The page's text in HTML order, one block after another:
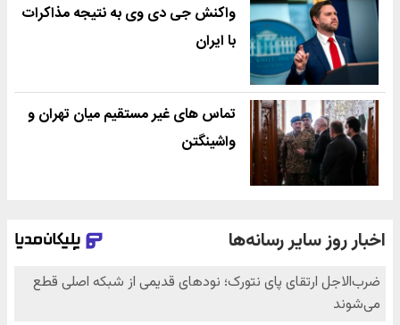
واکنش جی دی وی به نتیجه مذاکرات
با ایران
تماس های غیر مستقیم میان تهران و
واشینگتن